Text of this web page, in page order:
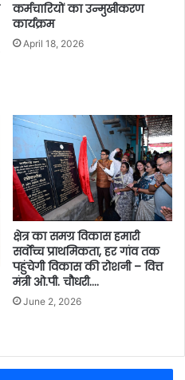
कर्मचारियों का उन्मुखीकरण
कार्यक्रम
April 18, 2026
क्षेत्र का समग्र विकास हमारी
सर्वाेच्च प्राथमिकता, हर गांव तक
पहुंचेगी विकास की रोशनी – वित्त
मंत्री ओ.पी. चौधरी….
June 2, 2026